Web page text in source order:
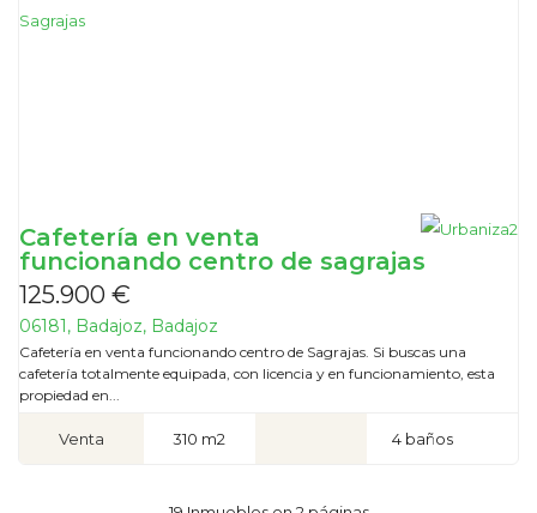
Cafetería en venta
funcionando centro de sagrajas
125.900 €
06181, Badajoz, Badajoz
Cafetería en venta funcionando centro de Sagrajas. Si buscas una
cafetería totalmente equipada, con licencia y en funcionamiento, esta
propiedad en...
Venta 310 m2 4 baños